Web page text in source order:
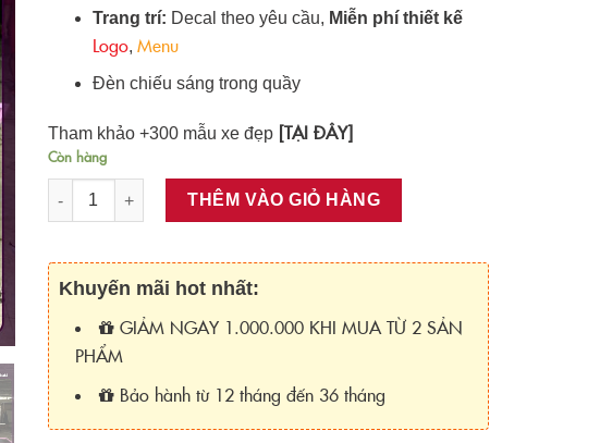
Trang trí: Decal theo yêu cầu, Miễn phí thiết kế
Logo, Menu
Đèn chiếu sáng trong quầy
Tham khảo +300 mẫu xe đẹp [TẠI ĐÂY]
Còn hàng
Số lượng
THÊM VÀO GIỎ HÀNG
Khuyến mãi hot nhất:
GIẢM NGAY 1.000.000 KHI MUA TỪ 2 SẢN
PHẨM
Bảo hành từ 12 tháng đến 36 tháng